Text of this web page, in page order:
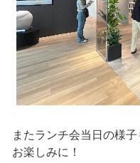
またランチ会当日の様
お楽しみに！